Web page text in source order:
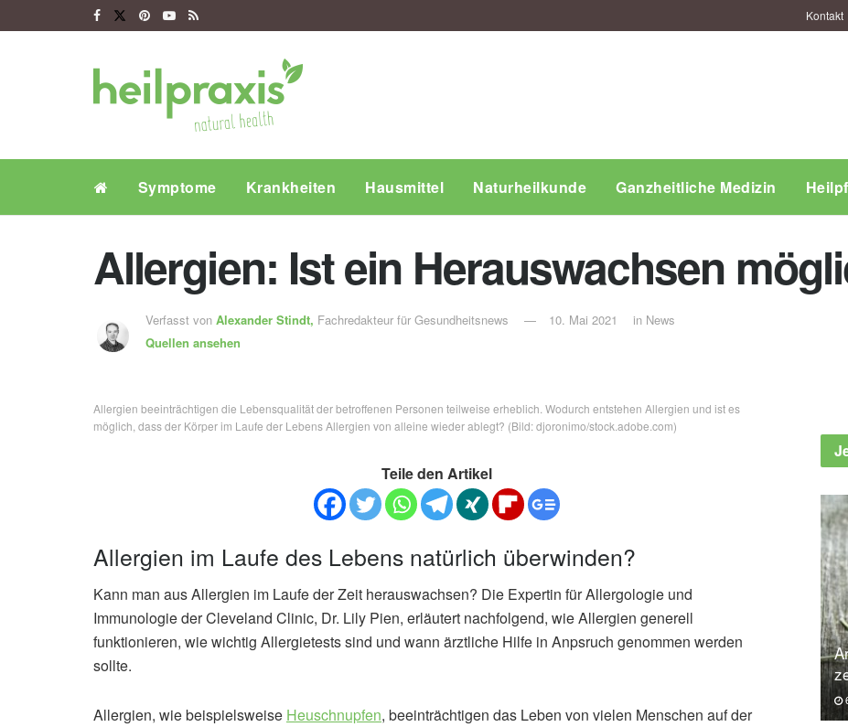
Kontakt
Symptome Krankheiten Hausmittel Naturheilkunde Ganzheitliche Medizin
Allergien: Ist ein Herauswachsen
Verfasst von Alexander Stindt, Fachredakteur für Gesundheitsnews
Quellen ansehen
10. Mai 2021 in News
Allergien beeinträchtigen die Lebensqualität der betroffenen Personen teilweise erheblich. Wodurch entstehen Allergien und ist es
möglich, dass der Körper im Laufe der Lebens Allergien von alleine wieder ablegt? (Bild: djoronimo/stock.adobe.com)
Teile den Artikel
Allergien im Laufe des Lebens natürlich überwinden?
Kann man aus Allergien im Laufe der Zeit herauswachsen? Die Expertin für Allergologie und
Immunologie der Cleveland Clinic, Dr. Lily Pien, erläutert nachfolgend, wie Allergien generell
funktionieren, wie wichtig Allergietests sind und wann ärztliche Hilfe in Anpsruch genommen werden
sollte.
Allergien, wie beispielsweise Heuschnupfen, beeinträchtigen das Leben von vielen Menschen auf der